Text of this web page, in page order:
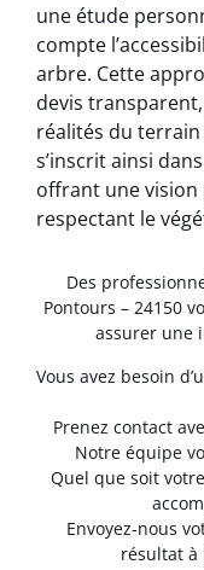
une étude
compte
arbre. Cette
devis
réalités du
s’inscrit ainsi
offrant une vision
respectant le
Des
Pontours – 24150
assurer une
Vous avez besoin
Prenez contact
Notre équipe
Quel que soit
Envoyez-nous
résultat à